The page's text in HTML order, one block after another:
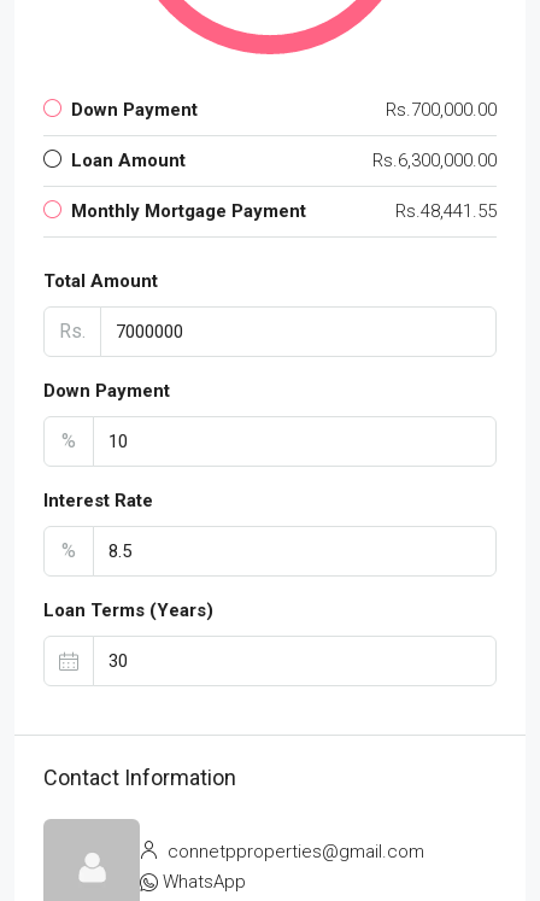
Down Payment Rs.700,000.00
Loan Amount Rs.6,300,000.00
Monthly Mortgage Payment Rs.48,441.55
Total Amount
Rs.
Down Payment
%
Interest Rate
%
Loan Terms (Years)
Contact Information
connetpproperties@gmail.com
WhatsApp